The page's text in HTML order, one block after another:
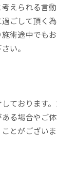
えられる言
ごして頂く
術途中でも
い。
ております
る場合やご
とがございま